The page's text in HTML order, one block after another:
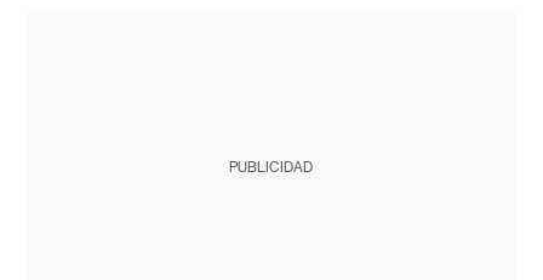
PUBLICIDAD